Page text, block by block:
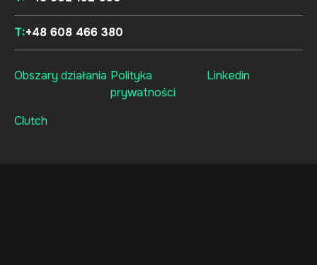
T:+48 608 466 380
Obszary działania Polityka
prywatności
Linkedin
Clutch